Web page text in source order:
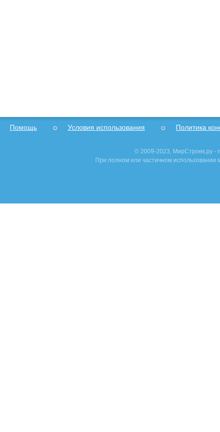
Помощь Условия использования Политика
© 2009-2023, МирСтроек.ру -
При полном или частичном использовании